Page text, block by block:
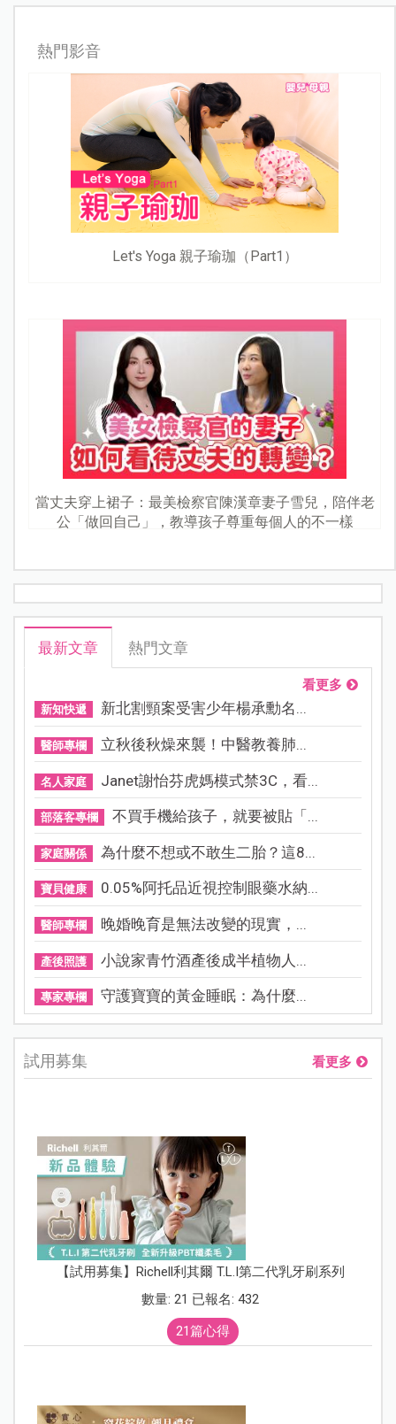
熱門影音
Let's Yoga 親子瑜珈（Part1）
當丈夫穿上裙子：最美檢察官陳漢章妻子雪兒，陪伴老
公「做回自己」，教導孩子尊重每個人的不一樣
最新文章 熱門文章
看更多
新知快遞 新北割頸案受害少年楊承勳名...
醫師專欄 立秋後秋燥來襲！中醫教養肺...
名人家庭 Janet謝怡芬虎媽模式禁3C，看...
部落客專欄 不買手機給孩子，就要被貼「...
家庭關係 為什麼不想或不敢生二胎？這8...
寶貝健康 0.05%阿托品近視控制眼藥水納...
醫師專欄 晚婚晚育是無法改變的現實，...
產後照護 小說家青竹酒產後成半植物人...
專家專欄 守護寶寶的黃金睡眠：為什麼...
試用募集 看更多
【試用募集】Richell利其爾 T.L.I第二代乳牙刷系列
數量: 21 已報名: 432
21篇心得